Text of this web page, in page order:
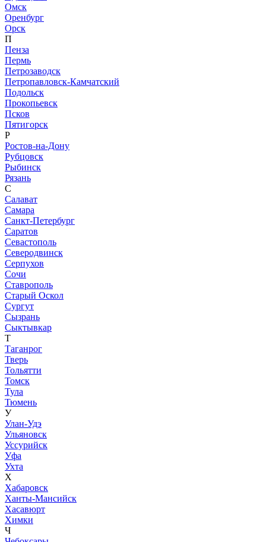
Омск
Оренбург
Орск
П
Пенза
Пермь
Петрозаводск
Петропавловск-Камчатский
Подольск
Прокопьевск
Псков
Пятигорск
Р
Ростов-на-Дону
Рубцовск
Рыбинск
Рязань
С
Салават
Самара
Санкт-Петербург
Саратов
Севастополь
Северодвинск
Серпухов
Сочи
Ставрополь
Старый Оскол
Сургут
Сызрань
Сыктывкар
Т
Таганрог
Тверь
Тольятти
Томск
Тула
Тюмень
У
Улан-Удэ
Ульяновск
Уссурийск
Уфа
Ухта
Х
Хабаровск
Ханты-Мансийск
Хасавюрт
Химки
Ч